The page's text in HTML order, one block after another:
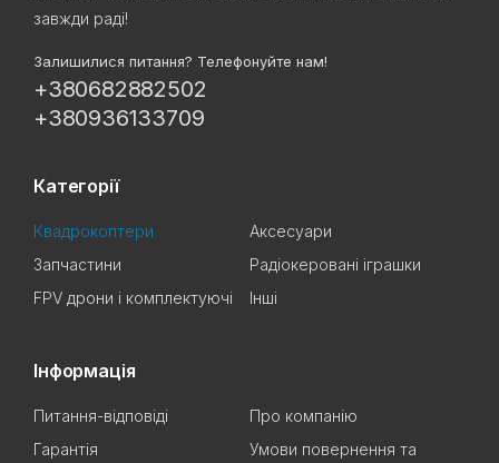
завжди раді!
Залишилися питання? Телефонуйте нам!
+380682882502
+380936133709
Категорії
Квадрокоптери
Аксесуари
Запчастини
Радіокеровані іграшки
FPV дрони і комплектуючі
Інші
Інформація
Питання-відповіді
Про компанію
Гарантія
Умови повернення та